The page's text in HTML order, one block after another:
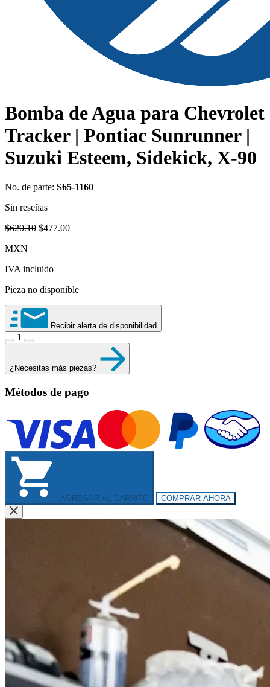
Bomba de Agua para Chevrolet
Tracker | Pontiac Sunrunner |
Suzuki Esteem, Sidekick, X-90
No. de parte: S65-1160
Sin reseñas
$620.10 Original
$477.00Current
MXN
IVA incluido
Pieza no disponible
Recibir alerta de disponibilidad
1
¿Necesitas más piezas?
Métodos de pago
AGREGAR AL CARRITO COMPRAR AHORA